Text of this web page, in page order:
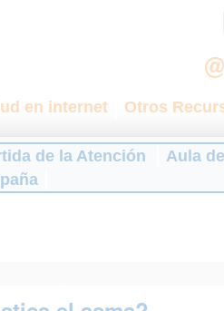
en internet Otros
de la Atención
Aula